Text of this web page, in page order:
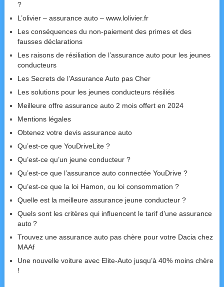
?
L’olivier – assurance auto – www.lolivier.fr
Les conséquences du non-paiement des primes et des
fausses déclarations
Les raisons de résiliation de l’assurance auto pour les jeunes
conducteurs
Les Secrets de l’Assurance Auto pas Cher
Les solutions pour les jeunes conducteurs résiliés
Meilleure offre assurance auto 2 mois offert en 2024
Mentions légales
Obtenez votre devis assurance auto
Qu’est-ce que YouDriveLite ?
Qu’est-ce qu’un jeune conducteur ?
Qu’est-ce que l’assurance auto connectée YouDrive ?
Qu’est-ce que la loi Hamon, ou loi consommation ?
Quelle est la meilleure assurance jeune conducteur ?
Quels sont les critères qui influencent le tarif d’une assurance
auto ?
Trouvez une assurance auto pas chère pour votre Dacia chez
MAAf
Une nouvelle voiture avec Elite-Auto jusqu’à 40% moins chère
!